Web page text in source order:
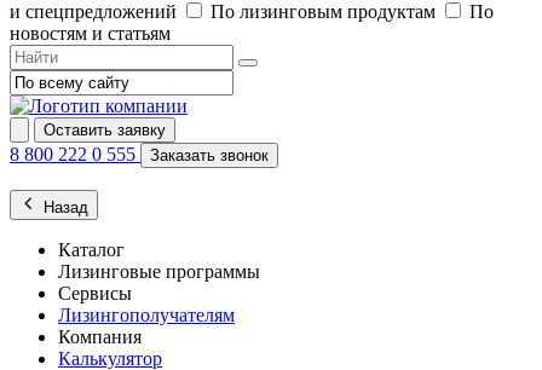
и спецпредложений
По лизинговым продуктам
По
новостям и статьям
Оставить заявку
8 800 222 0 555 Заказать звонок
Назад
Каталог
Лизинговые программы
Сервисы
Лизингополучателям
Компания
Калькулятор